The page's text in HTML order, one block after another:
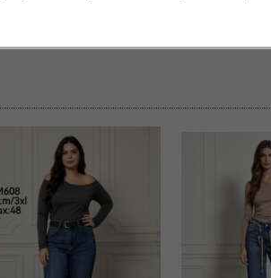
Parlamentu
fizycznych w związku z
oraz uchylenia dyrektywy 95/46/WE
na jakich odbywa się to po
lub zamkniesz to okno, to wyrazisz
możesz w każdym momencie wycofać .
dokonanego wcześniej.